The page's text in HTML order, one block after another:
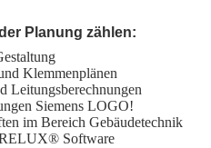
Planung zählen:
Klemmenplänen
Leitungsberechnungen
Siemens LOGO!
im Bereich Gebäudetechnik
Software